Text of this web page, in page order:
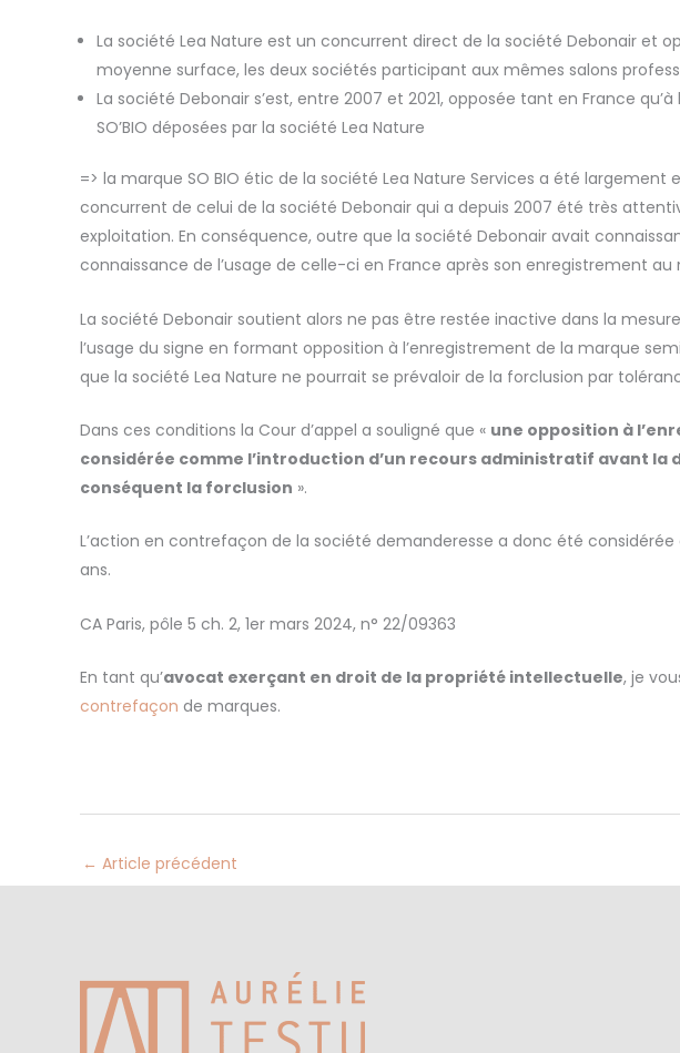
La société Lea Nature est un concurrent direct de la société Debonair
moyenne surface, les deux sociétés participant aux mêmes salons
La société Debonair s’est, entre 2007 et 2021, opposée tant en France
SO’BIO déposées par la société Lea Nature
=> la marque SO BIO étic de la société Lea Nature Services a été
concurrent de celui de la société Debonair qui a depuis 2007 été très
exploitation. En conséquence, outre que la société Debonair avait
connaissance de l’usage de celle-ci en France après son enregistrement au
La société Debonair soutient alors ne pas être restée inactive dans la
l’usage du signe en formant opposition à l’enregistrement de la marque
que la société Lea Nature ne pourrait se prévaloir de la forclusion par
Dans ces conditions la Cour d’appel a souligné que « une opposition à
considérée comme l’introduction d’un recours administratif avant
conséquent la forclusion ».
L’action en contrefaçon de la société demanderesse a donc été
ans.
CA Paris, pôle 5 ch. 2, 1er mars 2024, n° 22/09363
En tant qu’avocat exerçant en droit de la propriété intellectuelle, je
contrefaçon de marques.
← Article précédent